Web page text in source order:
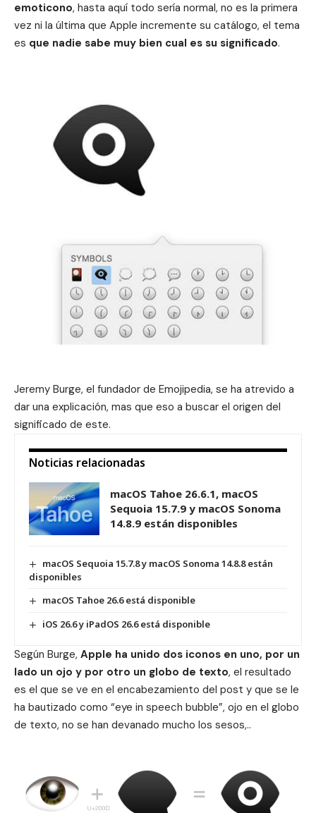
emoticono, hasta aquí todo sería normal, no es la primera
vez ni la última que Apple incremente su catálogo, el tema
es que nadie sabe muy bien cual es su significado.
Jeremy Burge, el fundador de Emojipedia, se ha atrevido a
dar una explicación, mas que eso a buscar el origen del
significado de este.
Noticias relacionadas
macOS Tahoe 26.6.1, macOS
Sequoia 15.7.9 y macOS Sonoma
14.8.9 están disponibles
macOS Sequoia 15.7.8 y macOS Sonoma 14.8.8 están
disponibles
macOS Tahoe 26.6 está disponible
iOS 26.6 y iPadOS 26.6 está disponible
Según Burge, Apple ha unido dos iconos en uno, por un
lado un ojo y por otro un globo de texto, el resultado
es el que se ve en el encabezamiento del post y que se le
ha bautizado como “eye in speech bubble”, ojo en el globo
de texto, no se han devanado mucho los sesos,..